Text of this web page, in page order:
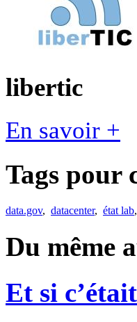
libertic
En savoir +
Tags pour
data.gov, datacenter, état lab,
Du même
Et si